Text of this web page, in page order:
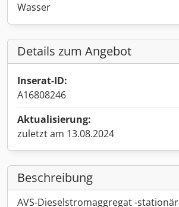
Wasser
Details zum Angebot
Inserat-ID:
A16808246
Aktualisierung:
zuletzt am 13.08.2024
Beschreibung
AVS-Dieselstromaggregat -stationär